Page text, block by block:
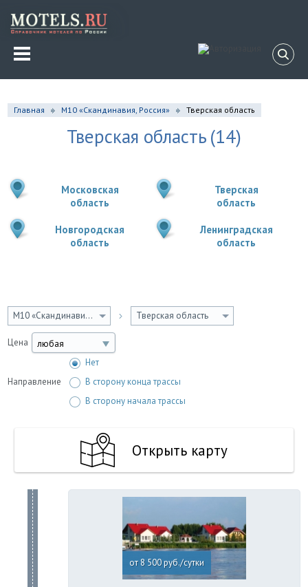
Главная М10 «Скандинавия, Россия» Тверская область
Тверская область (14)
Московская
область
Тверская
область
Новгородская
область
Ленинградская
область
М10 «Скандинавия, Россия» Тверская область
Цена любая
Направление
Нет
В сторону конца трассы
В сторону начала трассы
Открыть карту
от 8 500 руб./сутки